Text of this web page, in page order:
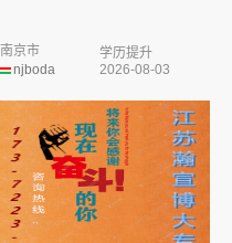
njboda
南京市
学历提升
2026-08-03